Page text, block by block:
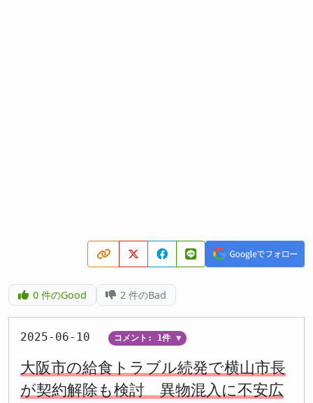
0件のGood 2 件のBad
2025-06-10 コメント: 1件 ▼
大阪市の給食トラブル続発で横山市長
が契約解除も検討 異物混入に不安広